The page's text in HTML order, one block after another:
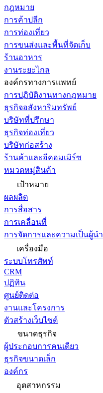
กฎหมาย
การค้าปลีก
การท่องเที่ยว
การขนส่งและพื้นที่จัดเก็บ
ร้านอาหาร
งานระยะไกล
องค์กรทางการแพทย์
การปฏิบัติงานทางกฎหมาย
ธุรกิจอสังหาริมทรัพย์
บริษัทที่ปรึกษา
ธุรกิจท่องเที่ยว
บริษัทก่อสร้าง
ร้านค้าและอีคอมเมิร์ซ
หมวดหมู่สินค้า
เป้าหมาย
ผลผลิต
การสื่อสาร
การเคลื่อนที่
การจัดการและความเป็นผู้นำ
เครื่องมือ
ระบบโทรศัพท์
CRM
ปฏิทิน
ศูนย์ติดต่อ
งานและโครงการ
ตัวสร้างเว็บไซต์
ขนาดธุรกิจ
ผู้ประกอบการคนเดียว
ธุรกิจขนาดเล็ก
องค์กร
อุตสาหกรรม